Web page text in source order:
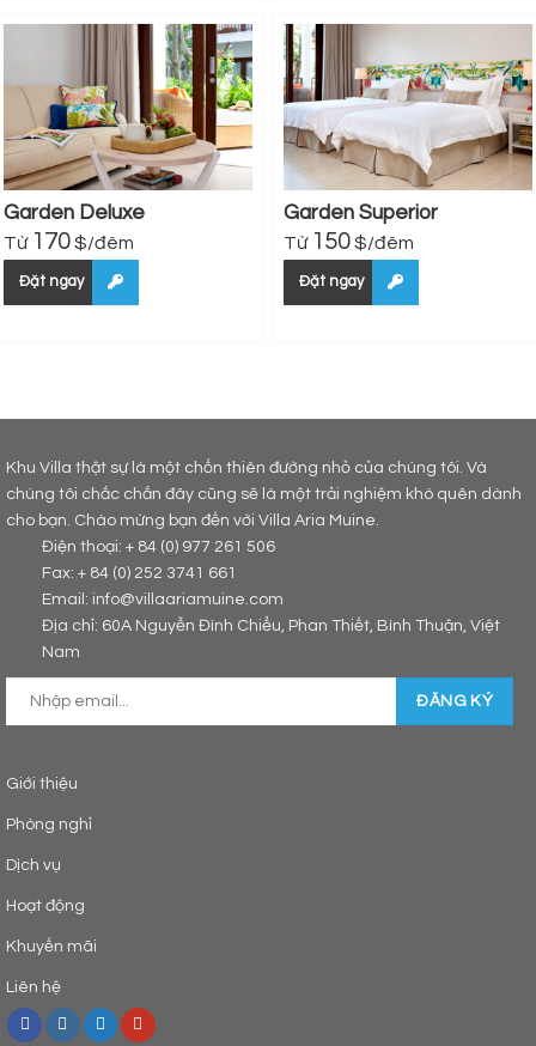
Garden Deluxe
Từ 170$/đêm
Đặt ngay
Garden Superior
Từ 150$/đêm
Đặt ngay
Khu Villa thật sự là một chốn thiên đường nhỏ của chúng tôi. Và
chúng tôi chắc chắn đây cũng sẽ là một trải nghiệm khó quên dành
cho bạn. Chào mừng bạn đến với Villa Aria Muine.
Điện thoại: + 84 (0) 977 261 506
Fax: + 84 (0) 252 3741 661
Email: info@villaariamuine.com
Địa chỉ: 60A Nguyễn Đình Chiểu, Phan Thiết, Bình Thuận, Việt
Nam
Giới thiệu
Phòng nghỉ
Dịch vụ
Hoạt động
Khuyến mãi
Liên hệ